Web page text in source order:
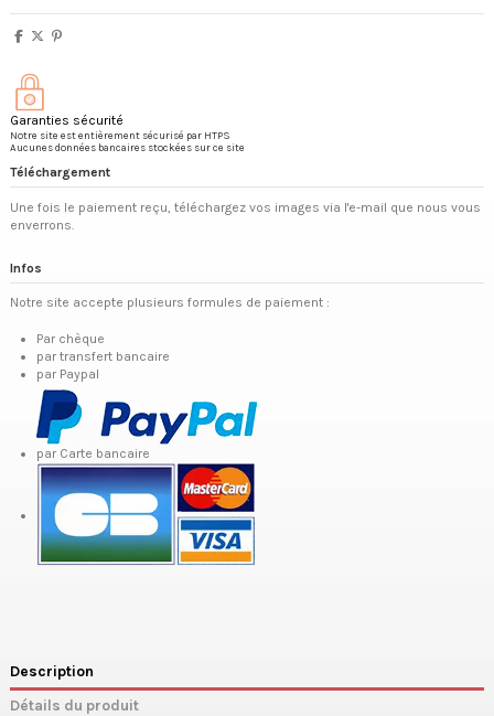
Garanties sécurité
Notre site est entièrement sécurisé par HTPS
Aucunes données bancaires stockées sur ce site
Téléchargement
Une fois le paiement reçu, téléchargez vos images via l'e-mail que nous vous
enverrons.
Infos
Notre site accepte plusieurs formules de paiement :
Par chèque
par transfert bancaire
par Paypal
par Carte bancaire
Description
Détails du produit